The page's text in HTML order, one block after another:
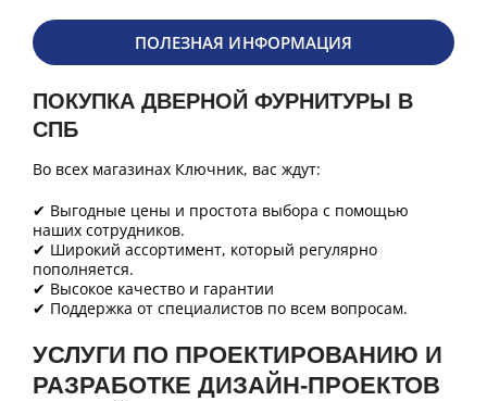
ПОЛЕЗНАЯ ИНФОРМАЦИЯ
ПОКУПКА ДВЕРНОЙ ФУРНИТУРЫ В
СПБ
Во всех магазинах Ключник, вас ждут:
✔ Выгодные цены и простота выбора с помощью
наших сотрудников.
✔ Широкий ассортимент, который регулярно
пополняется.
✔ Высокое качество и гарантии
✔ Поддержка от специалистов по всем вопросам.
УСЛУГИ ПО ПРОЕКТИРОВАНИЮ И
РАЗРАБОТКЕ ДИЗАЙН-ПРОЕКТОВ